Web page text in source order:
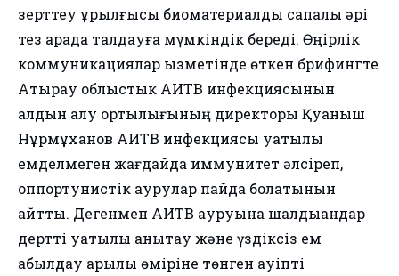
зерттеу құрылғысы биоматериалды сапалы әрі
тез арада талдауға мүмкіндік береді. Өңірлік
коммуникациялар қызметінде өткен брифингте
Атырау облыстык АИТВ инфекциясынын
алдын алу ортылығының директоры Қуаныш
Нұрмұханов АИТВ инфекциясы уақтылы
емделмеген жағдайда иммунитет әлсіреп,
оппортунистік аурулар пайда болатынын
айтты. Дегенмен АИТВ ауруына шалдыққандар
дертті уақтылы анықтау және үздіксіз ем
қабылдау арқылы өміріне төнген қауіпті